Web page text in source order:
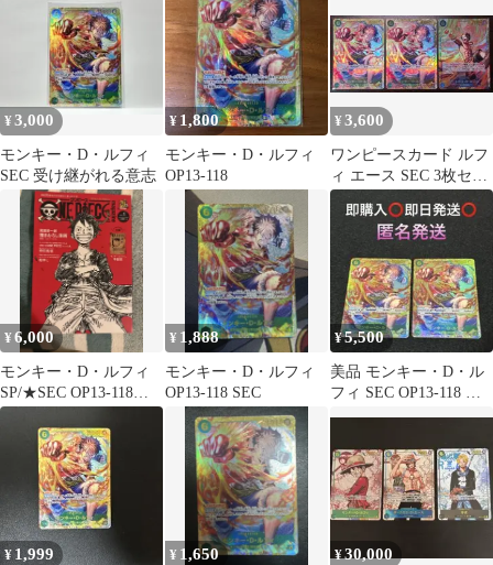
¥3,000
モンキー・D・ルフィ
SEC 受け継がれる意志
¥ 1,800
モンキー・D・ルフィ
OP13-118
¥3,600
ワンピースカード ルフ
ィ エース SEC 3枚セッ
ト 受け継がれる意志
¥6,000
モンキー・D・ルフィ
SP/★SEC OP13-118
【手配書エディショ
¥ 1,888
モンキー・D・ルフィ
OP13-118 SEC
¥5,500
美品 モンキー・D・ル
フィ SEC OP13-118 受
¥ 1,999 ¥ 1,650 ¥30,000